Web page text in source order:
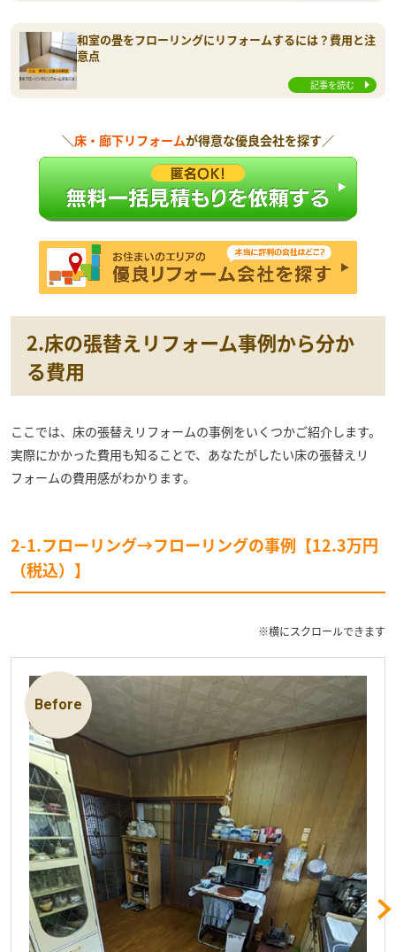
和室の畳をフローリングにリフォームするには？費用と注
意点
記事を読む
＼ 床・廊下リフォームが得意な優良会社を探す／
2.床の張替えリフォーム事例から分か
る費用
ここでは、床の張替えリフォームの事例をいくつかご紹介します。
実際にかかった費用も知ることで、あなたがしたい床の張替えリ
フォームの費用感がわかります。
2-1.フローリング→フローリングの事例【12.3万円
（税込）】
※横にスクロールできます